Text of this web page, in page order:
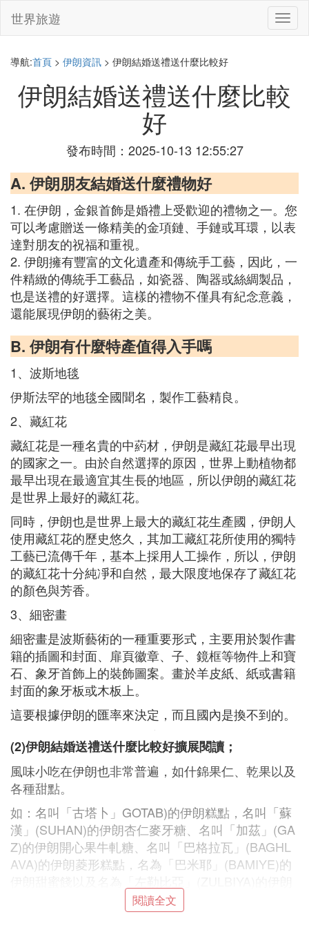
切
換
世界旅遊
導航:首頁 > 伊朗資訊 > 伊朗結婚送禮送什麼比較好
伊朗結婚送禮送什麼比較
好
發布時間：2025-10-13 12:55:27
A. 伊朗朋友結婚送什麼禮物好
1. 在伊朗，金銀首飾是婚禮上受歡迎的禮物之一。您
可以考慮贈送一條精美的金項鏈、手鏈或耳環，以表
達對朋友的祝福和重視。
2. 伊朗擁有豐富的文化遺產和傳統手工藝，因此，一
件精緻的傳統手工藝品，如瓷器、陶器或絲綢製品，
也是送禮的好選擇。這樣的禮物不僅具有紀念意義，
還能展現伊朗的藝術之美。
B. 伊朗有什麼特產值得入手嗎
1、波斯地毯
伊斯法罕的地毯全國聞名，製作工藝精良。
2、藏紅花
藏紅花是一種名貴的中葯材，伊朗是藏紅花最早出現
的國家之一。由於自然選擇的原因，世界上動植物都
最早出現在最適宜其生長的地區，所以伊朗的藏紅花
是世界上最好的藏紅花。
同時，伊朗也是世界上最大的藏紅花生產國，伊朗人
使用藏紅花的歷史悠久，其加工藏紅花所使用的獨特
工藝已流傳千年，基本上採用人工操作，所以，伊朗
的藏紅花十分純凈和自然，最大限度地保存了藏紅花
的顏色與芳香。
3、細密畫
細密畫是波斯藝術的一種重要形式，主要用於製作書
籍的插圖和封面、扉頁徽章、子、鏡框等物件上和寶
石、象牙首飾上的裝飾圖案。畫於羊皮紙、紙或書籍
封面的象牙板或木板上。
這要根據伊朗的匯率來決定，而且國內是換不到的。
(2)伊朗結婚送禮送什麼比較好擴展閱讀；
風味小吃在伊朗也非常普遍，如什錦果仁、乾果以及
各種甜點。
如：名叫「古塔卜」GOTAB)的伊朗糕點，名叫「蘇
漢」(SUHAN)的伊朗杏仁麥牙糖、名叫「加茲」(GA
Z)的伊朗開心果牛軋糖、名叫「巴格拉瓦」(BAGHL
AVA)的伊朗菱形糕點，名為「巴米耶」(BAMIYE)的
閱讀全文